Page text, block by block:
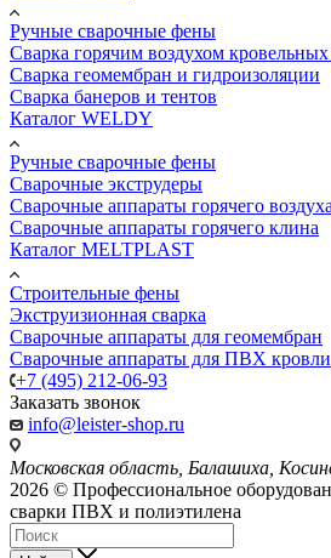
Ручные сварочные фены
Сварка горячим воздухом кровельных
Сварка геомембран и гидроизоляции
Сварка банеров и тентов
Каталог WELDY
Ручные сварочные фены
Сварочные экструдеры
Сварочные аппараты горячего воздуха
Сварочные аппараты горячего клина
Каталог MELTPLAST
Строительные фены
Экструизионная сварка
Сварочные аппараты для геомембран
Сварочные аппараты для ПВХ кровли
+7 (495) 212-06-93
Заказать звонок
info@leister-shop.ru
Московская область, Балашиха,
2026 © Профессиональное
сварки ПВХ и полиэтилена